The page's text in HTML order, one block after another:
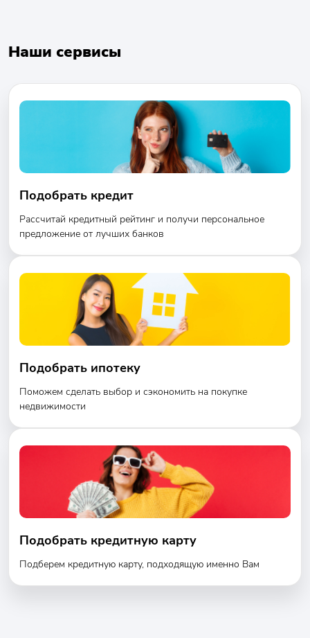
Наши сервисы
Подобрать кредит
Рассчитай кредитный рейтинг и получи персональное
предложение от лучших банков
Подобрать ипотеку
Поможем сделать выбор и сэкономить на покупке
недвижимости
Подобрать кредитную карту
Подберем кредитную карту, подходящую именно Вам